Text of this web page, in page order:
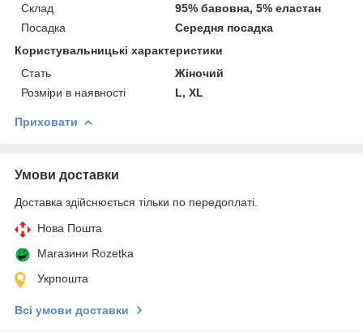
Склад
95% бавовна, 5% еластан
Посадка
Середня посадка
Користувальницькі характеристики
Cтать
Жіночий
Розміри в наявності
L, XL
Приховати
Умови доставки
Доставка здійснюється тільки по передоплаті.
Нова Пошта
Магазини Rozetka
Укрпошта
Всі умови доставки